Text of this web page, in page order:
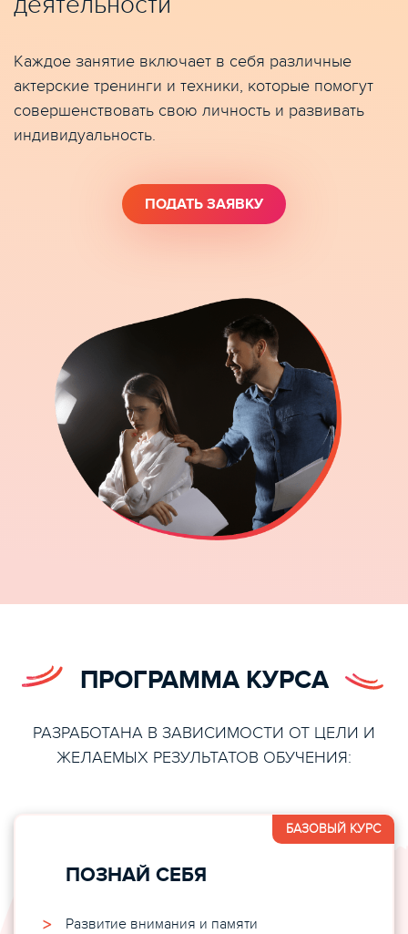
Каждое занятие включает в себя различные
актерские тренинги и техники, которые помогут
совершенствовать свою личность и развивать
индивидуальность.
ПОДАТЬ ЗАЯВКУ
ПРОГРАММА КУРСА
РАЗРАБОТАНА В ЗАВИСИМОСТИ ОТ ЦЕЛИ И
ЖЕЛАЕМЫХ РЕЗУЛЬТАТОВ ОБУЧЕНИЯ:
БАЗОВЫЙ КУРС
ПОЗНАЙ СЕБЯ
Развитие внимания и памяти